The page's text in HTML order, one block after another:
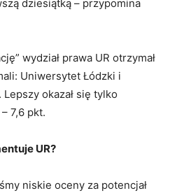
dziesiątką – przypomina
wydział prawa UR otrzymał
Uniwersytet Łódzki i
okazał się tylko
7,6 pkt.
UR?
niskie oceny za potencjał